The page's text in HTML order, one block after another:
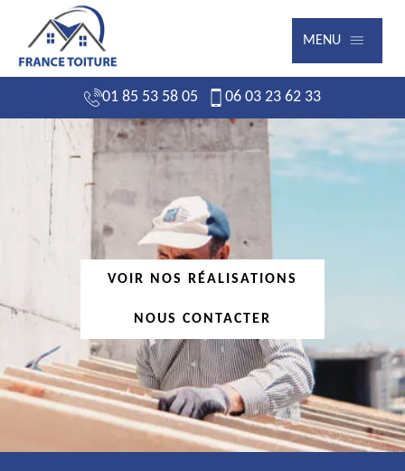
MENU
01 85 53 58 05 06 03 23 62 33
VOIR NOS RÉALISATIONS
NOUS CONTACTER